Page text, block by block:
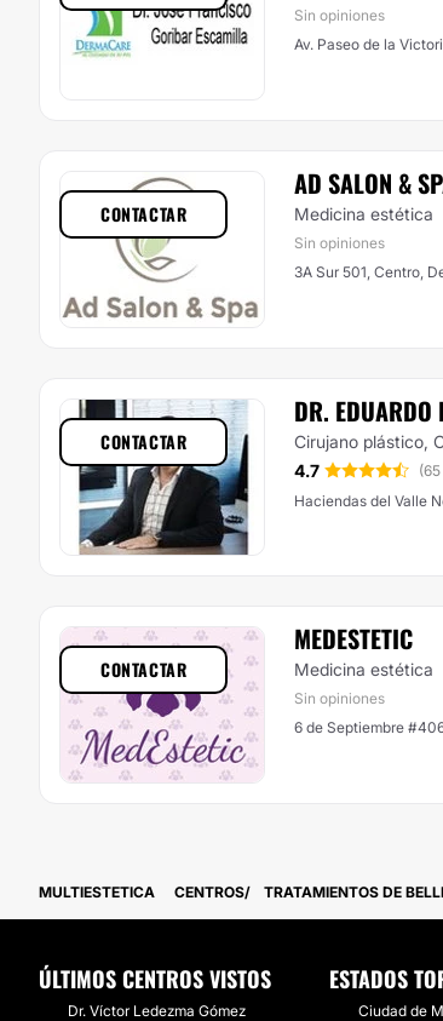
Sin opiniones
Av. Paseo de la
AD SALON &
Medicina estética
Sin opiniones
3A Sur 501, Centro,
CONTACTAR
DR. EDUARDO
Cirujano plástico,
4.7
CONTACTAR
MEDESTETIC
Medicina estética
Sin opiniones
6 de Septiembre
CONTACTAR
MULTIESTETICA CENTROS TRATAMIENTOS DE
ÚLTIMOS CENTROS VISTOS
Dr. Víctor Ledezma Gómez
ESTADOS
Ciudad de